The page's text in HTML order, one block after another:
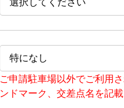
ご申請駐車場以外でご利用
ンドマーク、交差点名を記載